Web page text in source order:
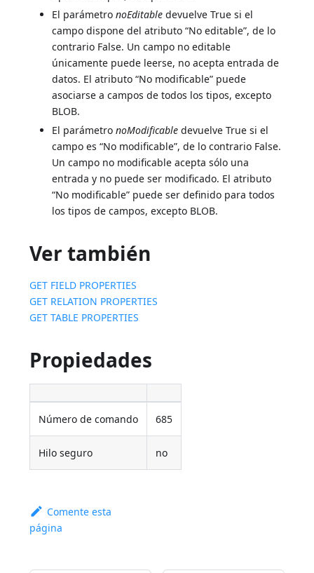
El parámetronoEditable devuelve True si el
campo dispone del atributo “No editable”, de lo
contrario False. Un campo no editable
únicamente puede leerse, no acepta entrada de
datos. El atributo “No modificable” puede
asociarse a campos de todos los tipos, excepto
BLOB.
El parámetronoModificable devuelve True si el
campo es “No modificable”, de lo contrario False.
Un campo no modificable acepta sólo una
entrada y no puede ser modificado. El atributo
“No modificable” puede ser definido para todos
los tipos de campos, excepto BLOB.
Ver también
GET FIELD PROPERTIES
GET RELATION PROPERTIES
GET TABLE PROPERTIES
Propiedades
Número de comando 685
Hilo seguro no
Comente esta
página